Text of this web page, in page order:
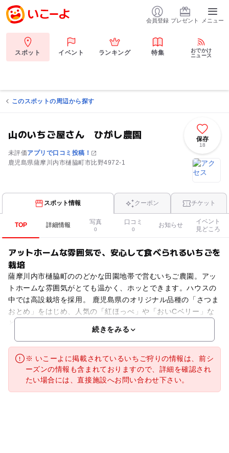
会員登録 プレゼント メニュー
スポット イベント ランキング 特集
おでかけ
ニュース
このスポットの周辺から探す
山のいちご屋さん ひがし農園
未評価アプリで口コミ投稿！
鹿児島県薩摩川内市樋脇町市比野4972-1
保存
18
スポット情報 クーポン チケット
TOP 詳細情報 写真
0
口コミ
0
お知らせ
イベント
見どころ
アットホームな雰囲気で、安心して食べられるいちごを
栽培
薩摩川内市樋脇町ののどかな田園地帯で営むいちご農園。アッ
トホームな雰囲気がとても温かく、ホッとできます。ハウスの
中では高設栽培を採用。 鹿児島県のオリジナル品種の「さつま
おとめ」をはじめ、人気の「紅ほっぺ」や「おいCベリー」な
ど数品種を栽培しています。土作りからこだわり肥料も有機
続きをみる
※ いこーよに掲載されているいちご狩りの情報は、前シ
ーズンの情報も含まれておりますので、詳細を確認され
たい場合には、直接施設へお問い合わせ下さい。